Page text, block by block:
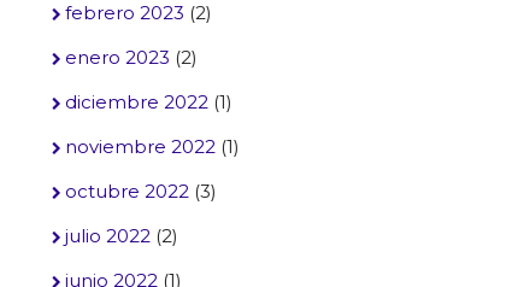
febrero 2023 (2)
enero 2023 (2)
diciembre 2022 (1)
noviembre 2022 (1)
octubre 2022 (3)
julio 2022 (2)
junio 2022 (1)